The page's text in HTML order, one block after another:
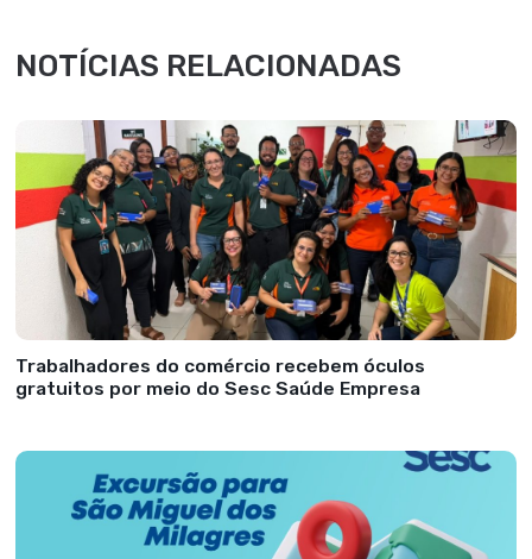
NOTÍCIAS RELACIONADAS
Trabalhadores do comércio recebem óculos
gratuitos por meio do Sesc Saúde Empresa